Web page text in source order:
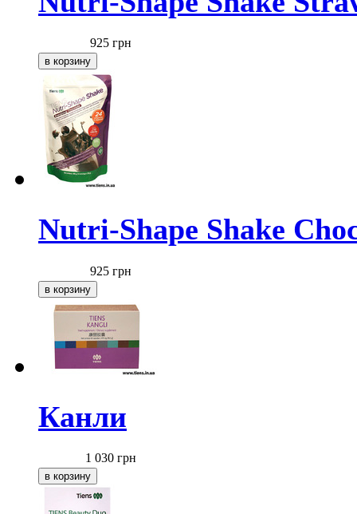
925 грн
Nutri-Shape Shake
925 грн
Канли
1 030 грн